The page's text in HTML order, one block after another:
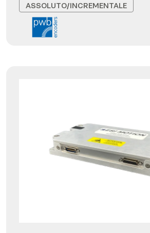
ASSOLUTO/INCREMENTALE